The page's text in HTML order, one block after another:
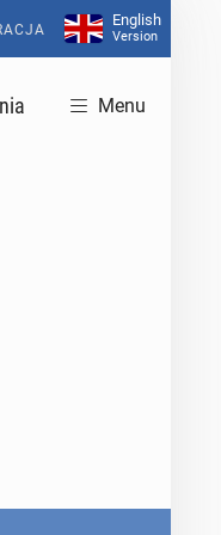
English
Version
Menu